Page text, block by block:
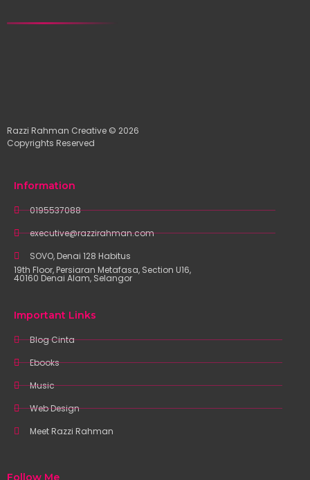
Razzi Rahman Creative © 2026
Copyrights Reserved
Information
0195537088
executive@razzirahman.com
SOVO, Denai 128 Habitus
19th Floor, Persiaran Metafasa, Section U16,
40160 Denai Alam, Selangor
Important Links
Blog Cinta
Ebooks
Music
Web Design
Meet Razzi Rahman
Follow Me